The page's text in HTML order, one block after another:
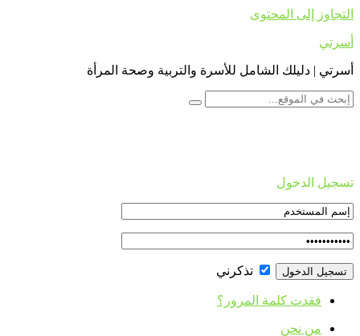
التجاوز إلى المحتوى
أسرتي
أسرتي | دليلك الشامل للأسرة والتربية وصحة المرأة
تسجيل الدخول
تذكرني
فقدت كلمة المرور؟
من نحن